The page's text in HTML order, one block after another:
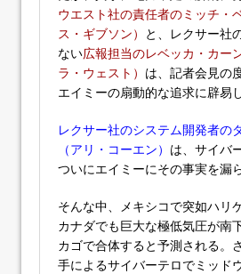
ウエスト社の責任者のミッチ・
ス・ギブソン） と、レクサー社
ない広報担当のレベッカ・カー
ラ・ウェスト） は、記者会見の
エイミーの扇動的な追求に辟易
レクサー社のシステム開発者の
（アリ・コーエン） は、サイバ
ついにエイミーにその事実を漏
そんな中、メキシコで突如ハリ
カナダでも巨大な極低気圧が南
カゴで合体すると予測される。
手によるサイバーテロでミッド